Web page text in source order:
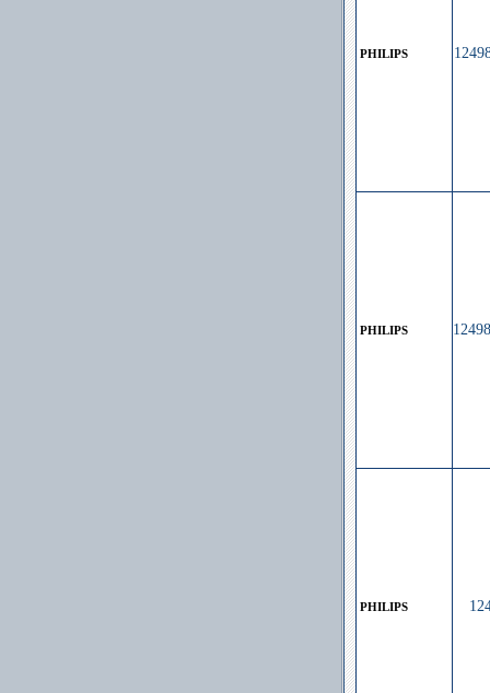
PHILIPS
PHILIPS
PHILIPS